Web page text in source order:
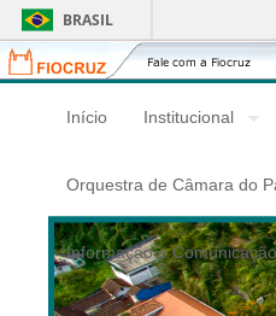
BRASIL
Fiocruz
Fale
com
Fiocruz
Início Institucional
Orquestra de Câmara do
Informação e Comunicação